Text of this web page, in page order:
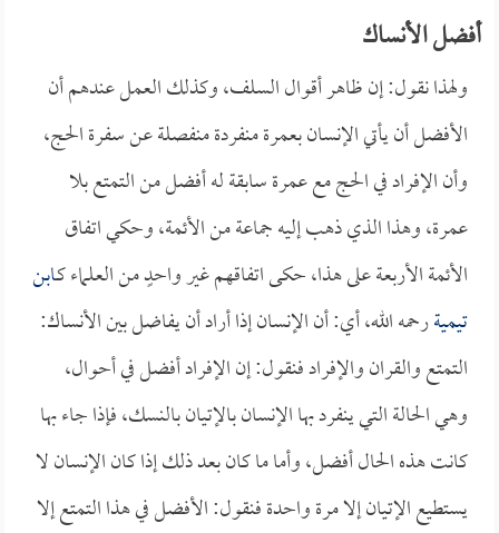
أفضل الأنساك
ولهذا نقول: إن ظاهر أقوال السلف، وكذلك العمل عندهم أن
الأفضل أن يأتي الإنسان بعمرة منفردة منفصلة عن سفرة الحج،
وأن الإفراد في الحج مع عمرة سابقة له أفضل من التمتع بلا
عمرة، وهذا الذي ذهب إليه جماعة من الأئمة، وحكي اتفاق
الأئمة الأربعة على هذا، حكى اتفاقهم غير واحدٍ من العلماء كـابن
تيميةرحمه الله، أي: أن الإنسان إذا أراد أن يفاضل بين الأنساك:
التمتع والقران والإفراد فنقول: إن الإفراد أفضل في أحوال،
وهي الحالة التي ينفرد بها الإنسان بالإتيان بالنسك، فإذا جاء بها
كانت هذه الحال أفضل، وأما ما كان بعد ذلك إذا كان الإنسان لا
يستطيع الإتيان إلا مرة واحدة فنقول: الأفضل في هذا التمتع إلا